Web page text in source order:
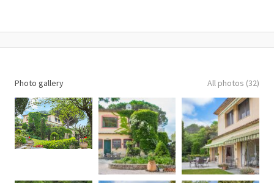
Photo gallery All photos (32)